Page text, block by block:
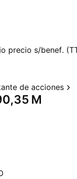
precio s/benef.
de acciones
M‬